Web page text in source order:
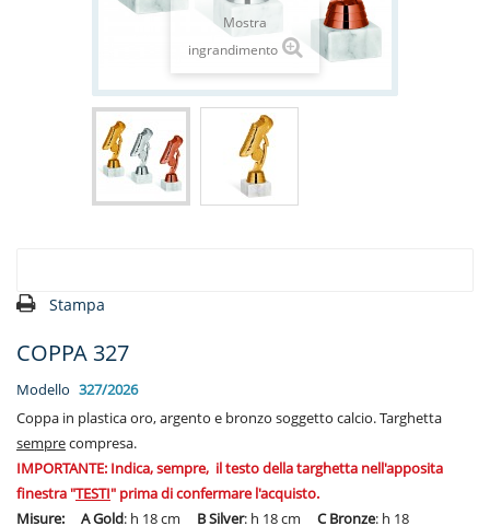
Mostra
ingrandimento
Stampa
COPPA 327
Modello 327/2026
Coppa in plastica oro, argento e bronzo soggetto calcio. Targhetta
semprecompresa.
IMPORTANTE: Indica, sempre, il testo della targhetta nell'apposita
finestra "TESTI" prima di confermare l'acquisto.
Misure: A Gold: h 18 cm B Silver: h 18 cm C Bronze: h 18